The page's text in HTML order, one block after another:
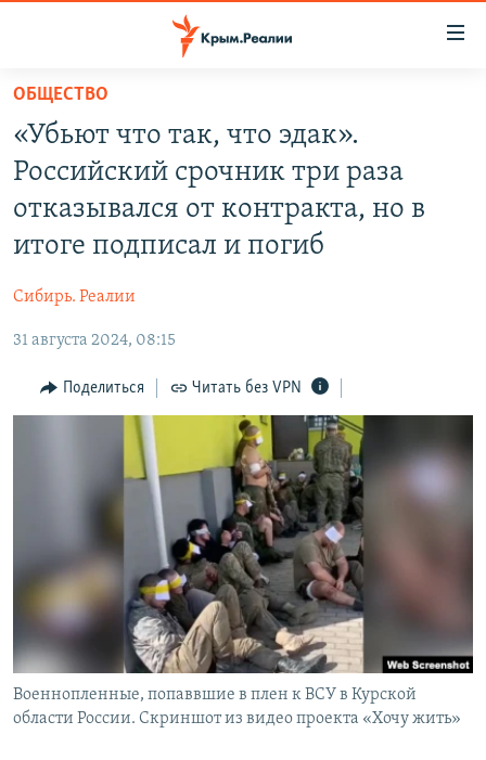
Вернуться
основному
содержанию
главной
Вернутся
НОВОСТИ
ИНТЕРАКТИВ
ИНФОГРАФИКА
ТЕЛЕПРОЕКТ КРЫМ.РЕАЛИИ
СОВЕТЫ ПРАВОЗАЩИТНИКОВ
ПРОПАВШИЕ БЕЗ ВЕСТИ
ПОБЕДИТЕЛЕЙ НЕ СУДЯТ?
КРЫМ.НЕПОКОРЕННЫЙ
ELIFBE
УКРАИНСКАЯ ПРОБЛЕМА КРЫМА
РАДІО СВОБОДА
КАК ОБОЙТИ БЛОКИРОВКУ
ПРИСОЕДИНЯЙТЕСЬ!
Все сайты RFE/RL
ОБЩЕСТВО
«Убьют что так, что эдак».
Российский срочник три раза
отказывался от контракта, но в
итоге подписал и погиб
Сибирь. Реалии
31 августа 2024, 08:15
Поделиться Читать без VPN
Военнопленные, попаввшие в плен к ВСУ в Курской
области России. Скриншот из видео проекта «Хочу жить»